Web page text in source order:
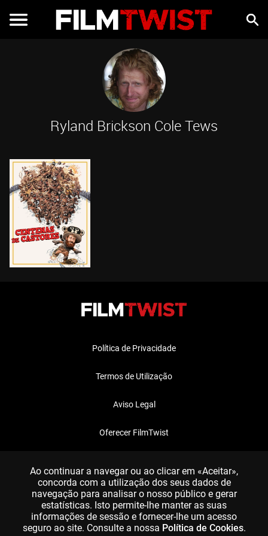
Ryland Brickson Cole Tews
Política de Privacidade
Termos de Utilização
Aviso Legal
Oferecer FilmTwist
Ao continuar a navegar ou ao clicar em «Aceitar»,
concorda com a utilização dos seus dados de
navegação para analisar o nosso público e gerar
estatísticas. Isto permite-lhe manter as suas
informações de sessão e fornecer-lhe um acesso
seguro ao site. Consulte a nossa Política de Cookies.